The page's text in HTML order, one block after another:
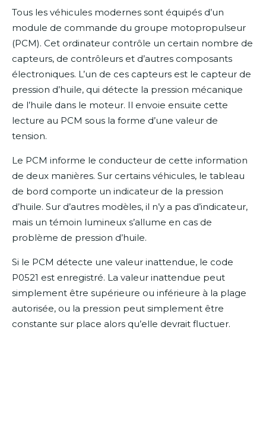
Tous les véhicules modernes sont équipés d’un
module de commande du groupe motopropulseur
(PCM). Cet ordinateur contrôle un certain nombre de
capteurs, de contrôleurs et d’autres composants
électroniques. L’un de ces capteurs est le capteur de
pression d’huile, qui détecte la pression mécanique
de l’huile dans le moteur. Il envoie ensuite cette
lecture au PCM sous la forme d’une valeur de
tension.
Le PCM informe le conducteur de cette information
de deux manières. Sur certains véhicules, le tableau
de bord comporte un indicateur de la pression
d’huile. Sur d’autres modèles, il n’y a pas d’indicateur,
mais un témoin lumineux s’allume en cas de
problème de pression d’huile.
Si le PCM détecte une valeur inattendue, le code
P0521 est enregistré. La valeur inattendue peut
simplement être supérieure ou inférieure à la plage
autorisée, ou la pression peut simplement être
constante sur place alors qu’elle devrait fluctuer.